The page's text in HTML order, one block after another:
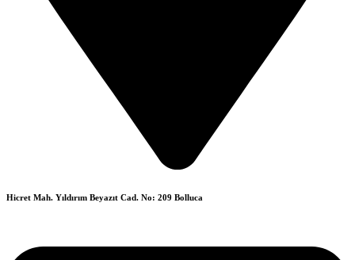
Hicret Mah. Yıldırım Beyazıt Cad. No: 209 Bolluca